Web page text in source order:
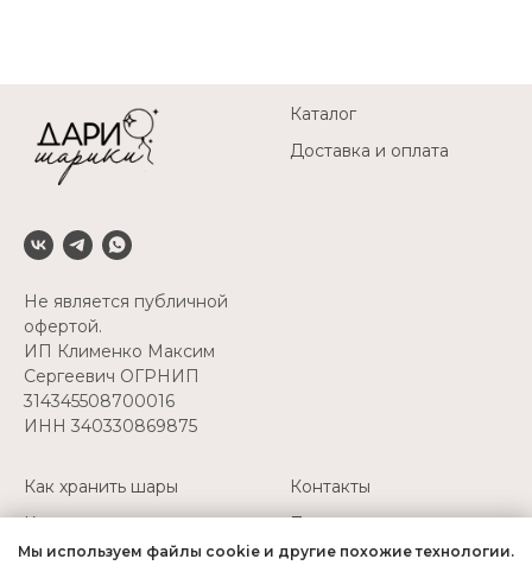
Мы используем файлы cookie и другие похожие технологии.
Не является публичной
офертой.
ИП Клименко Максим
Сергеевич ОГРНИП
314345508700016
ИНН 340330869875
Каталог
Доставка и оплата
Как хранить шары
Как перевозить шары
Надуть свои шары
Контакты
Политика
конфиденциальности